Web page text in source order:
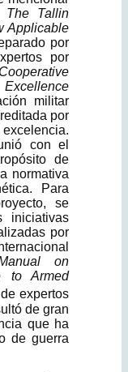
The Tallin
Applicable
por
por
militar
por
con el
de
normativa
Para
se
iniciativas
por
on
to Armed
expertos
de gran
que ha
de guerra